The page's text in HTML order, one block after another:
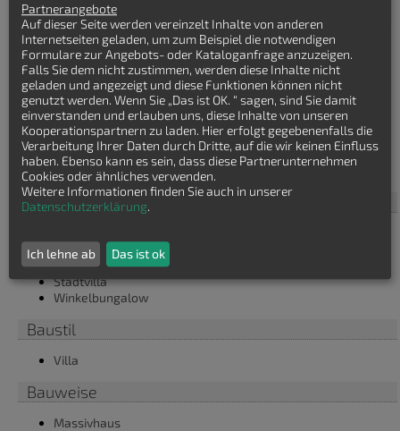
Häuser finden
Villa
Haustyp
Bungalow
Einfamilienhaus
Stadtvilla
Winkelbungalow
Baustil
Villa
Bauweise
Massivhaus
Partnerangebote
Auf dieser Seite werden vereinzelt Inhalte von anderen
Internetseiten geladen, um zum Beispiel die notwendigen
Formulare zur Angebots- oder Kataloganfrage anzuzeigen.
Falls Sie dem nicht zustimmen, werden diese Inhalte nicht
geladen und angezeigt und diese Funktionen können nicht
genutzt werden. Wenn Sie „Das ist OK. “ sagen, sind Sie damit
einverstanden und erlauben uns, diese Inhalte von unseren
Kooperationspartnern zu laden. Hier erfolgt gegebenenfalls die
Verarbeitung Ihrer Daten durch Dritte, auf die wir keinen Einfluss
haben. Ebenso kann es sein, dass diese Partnerunternehmen
Cookies oder ähnliches verwenden.
Weitere Informationen finden Sie auch in unserer
Datenschutzerklärung.
Ich lehne ab Das ist ok